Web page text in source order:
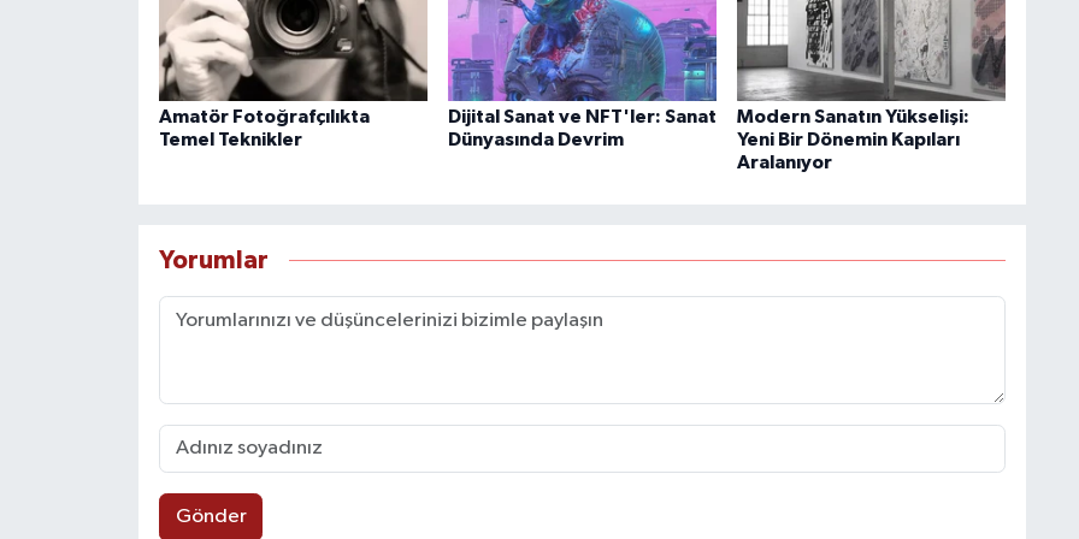
Amatör Fotoğrafçılıkta
Temel Teknikler
Dijital Sanat ve NFT'ler: Sanat
Dünyasında Devrim
Modern Sanatın Yükselişi:
Yeni Bir Dönemin Kapıları
Aralanıyor
Yorumlar
Gönder